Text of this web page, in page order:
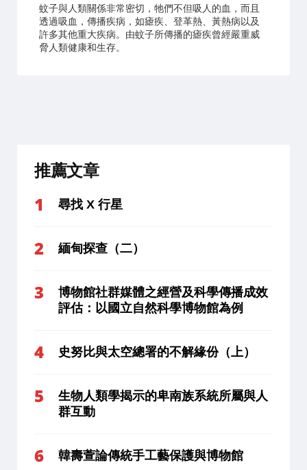
蚊子與人類關係非常密切，牠們不但吸人的血，而且
透過吸血，傳播疾病，如瘧疾、登革熱、黃熱病以及
許多其他重大疾病。由蚊子所傳播的瘧疾曾經嚴重威
脅人類健康和生存。
推薦文章
尋找 X 行星
緬甸探查（二）
博物館社群媒體之經營及科學傳播成效
評估：以國立自然科學博物館為例
史努比與太空總署的不解緣份（上）
生物人類學揭示的卑南族系統所屬與人
群互動
韓壽萱論傳統手工藝保護與博物館